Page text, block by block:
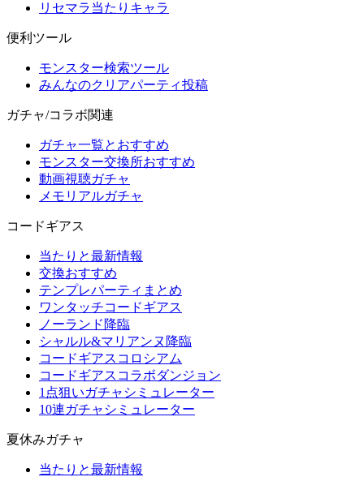
リセマラ当たりキャラ
便利ツール
モンスター検索ツール
みんなのクリアパーティ投稿
ガチャ/コラボ関連
ガチャ一覧とおすすめ
モンスター交換所おすすめ
動画視聴ガチャ
メモリアルガチャ
コードギアス
当たりと最新情報
交換おすすめ
テンプレパーティまとめ
ワンタッチコードギアス
ノーランド降臨
シャルル&マリアンヌ降臨
コードギアスコロシアム
コードギアスコラボダンジョン
1点狙いガチャシミュレーター
10連ガチャシミュレーター
夏休みガチャ
当たりと最新情報